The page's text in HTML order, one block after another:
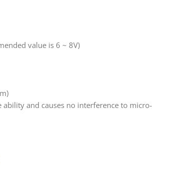
value is 6 ~ 8V)
and causes no interference to micro-